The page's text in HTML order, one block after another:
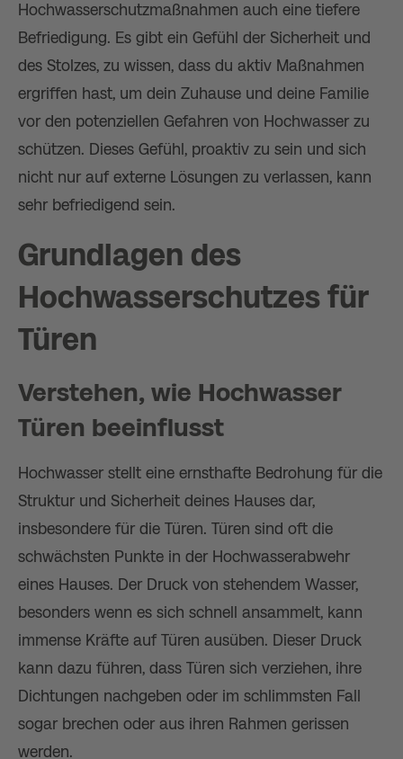
Hochwasserschutzmaßnahmen auch eine tiefere
Befriedigung. Es gibt ein Gefühl der Sicherheit und
des Stolzes, zu wissen, dass du aktiv Maßnahmen
ergriffen hast, um dein Zuhause und deine Familie
vor den potenziellen Gefahren von Hochwasser zu
schützen. Dieses Gefühl, proaktiv zu sein und sich
nicht nur auf externe Lösungen zu verlassen, kann
sehr befriedigend sein.
Grundlagen des
Hochwasserschutzes für
Türen
Verstehen, wie Hochwasser
Türen beeinflusst
Hochwasser stellt eine ernsthafte Bedrohung für die
Struktur und Sicherheit deines Hauses dar,
insbesondere für die Türen. Türen sind oft die
schwächsten Punkte in der Hochwasserabwehr
eines Hauses. Der Druck von stehendem Wasser,
besonders wenn es sich schnell ansammelt, kann
immense Kräfte auf Türen ausüben. Dieser Druck
kann dazu führen, dass Türen sich verziehen, ihre
Dichtungen nachgeben oder im schlimmsten Fall
sogar brechen oder aus ihren Rahmen gerissen
werden.